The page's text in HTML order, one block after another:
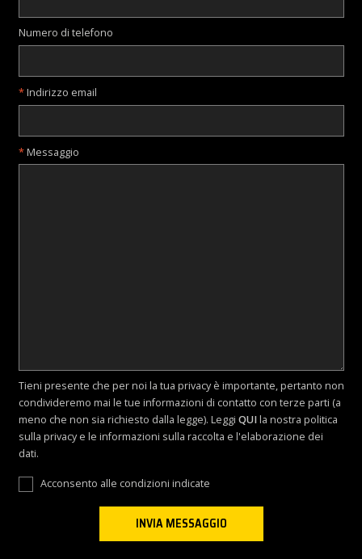
Numero di telefono
Indirizzo email
Messaggio
Tieni presente che per noi la tua privacy è importante, pertanto non
condivideremo mai le tue informazioni di contatto con terze parti (a
meno che non sia richiesto dalla legge). Leggi QUIla nostra politica
sulla privacy e le informazioni sulla raccolta e l'elaborazione dei
dati.
Acconsento alle condizioni indicate